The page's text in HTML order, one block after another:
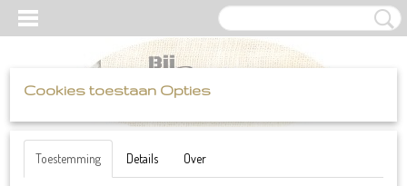
Inloggen Registreren UW WINKELWAGEN
Cookies toestaan Opties
Toestemming Details Over